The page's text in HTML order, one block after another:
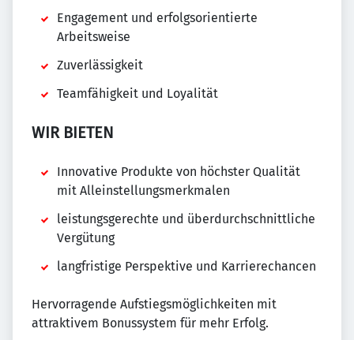
Engagement und erfolgsorientierte
Arbeitsweise
Zuverlässigkeit
Teamfähigkeit und Loyalität
WIR BIETEN
Innovative Produkte von höchster Qualität
mit Alleinstellungsmerkmalen
leistungsgerechte und überdurchschnittliche
Vergütung
langfristige Perspektive und Karrierechancen
Hervorragende Aufstiegsmöglichkeiten mit
attraktivem Bonussystem für mehr Erfolg.